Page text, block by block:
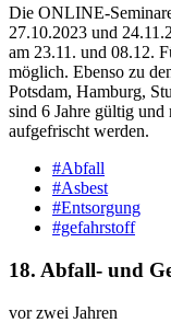
Die ONLINE-
27.10.2023 und
am 23.11. und 08.12.
möglich. Ebenso zu
Potsdam, Hamburg,
sind 6 Jahre gültig und
aufgefrischt werden.
#Abfall
#Asbest
#Entsorgung
#gefahrstoff
18. Abfall-​ und
vor zwei Jahren